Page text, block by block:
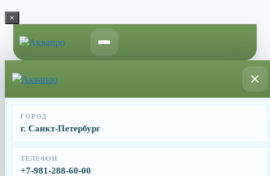
×
содержимому
ГОРОД
г. Санкт-Петербург
ТЕЛЕФОН
+7-981-288-60-00
Очистка дна бассейна